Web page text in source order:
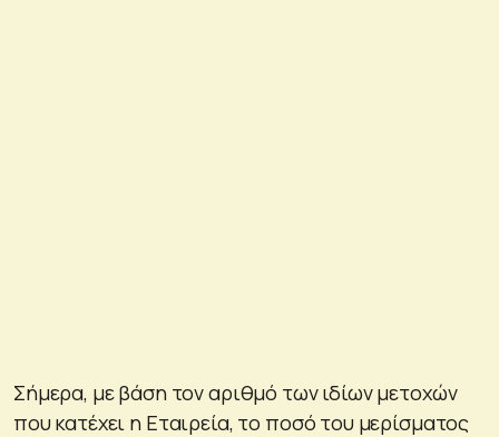
Σήμερα, με βάση τον αριθμό των ιδίων μετοχών
που κατέχει η Εταιρεία, το ποσό του μερίσματος